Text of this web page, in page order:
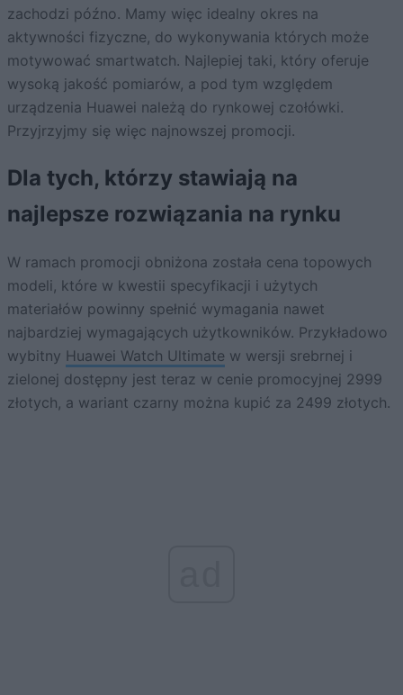
zachodzi późno. Mamy więc idealny okres na
aktywności fizyczne, do wykonywania których może
motywować smartwatch. Najlepiej taki, który oferuje
wysoką jakość pomiarów, a pod tym względem
urządzenia Huawei należą do rynkowej czołówki.
Przyjrzyjmy się więc najnowszej promocji.
Dla tych, którzy stawiają na
najlepsze rozwiązania na rynku
W ramach promocji obniżona została cena topowych
modeli, które w kwestii specyfikacji i użytych
materiałów powinny spełnić wymagania nawet
najbardziej wymagających użytkowników. Przykładowo
wybitny Huawei Watch Ultimate w wersji srebrnej i
zielonej dostępny jest teraz w cenie promocyjnej 2999
złotych, a wariant czarny można kupić za 2499 złotych.